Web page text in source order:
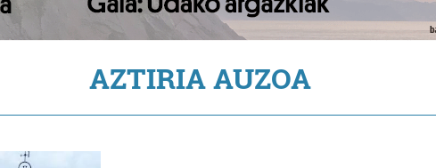
AZTIRIA AUZOA